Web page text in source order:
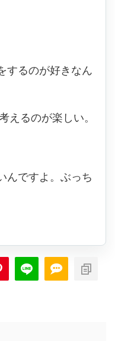
するのが好きなん
えるのが楽しい。
んですよ。ぶっち